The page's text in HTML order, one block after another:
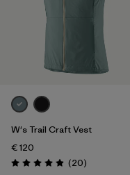
W's Trail Craft Vest
€ 120
Bewertung: 5.0 / 5
(20Rezensionen
)